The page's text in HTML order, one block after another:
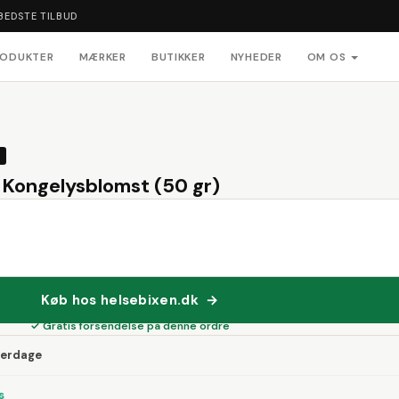
TILBUD
MÆRKER BUTIKKER NYHEDER OM OS
(50 gr)
Køb hos helsebixen.dk →
✓ Gratis forsendelse på denne ordre